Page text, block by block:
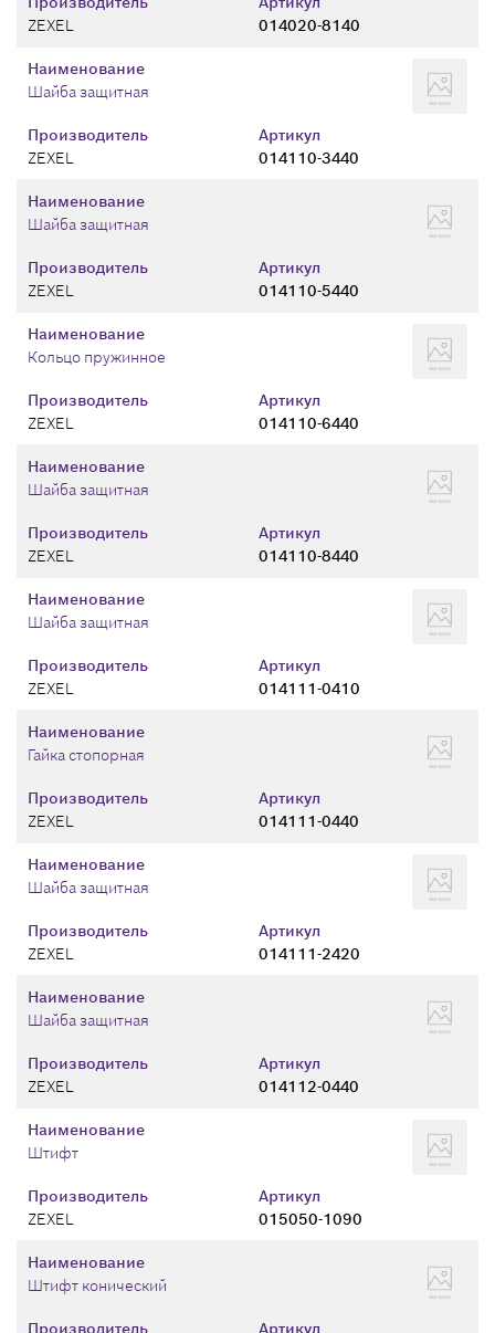
ZEXEL
014020-8140
Производитель
ZEXEL
Артикул
014110-3440
Наименование
Шайба защитная
Производитель
ZEXEL
Артикул
014110-5440
Наименование
Шайба защитная
Производитель
ZEXEL
Артикул
014110-6440
Наименование
Кольцо пружинное
Производитель
ZEXEL
Артикул
014110-8440
Наименование
Шайба защитная
Производитель
ZEXEL
Артикул
014111-0410
Наименование
Шайба защитная
Производитель
ZEXEL
Артикул
014111-0440
Наименование
Гайка стопорная
Производитель
ZEXEL
Артикул
014111-2420
Наименование
Шайба защитная
Производитель
ZEXEL
Артикул
014112-0440
Наименование
Шайба защитная
Производитель
ZEXEL
Артикул
015050-1090
Наименование
Штифт
Производитель
Артикул
Наименование
Штифт конический